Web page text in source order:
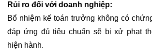
Rủi ro đối với doanh nghiệp:
Bổ nhiệm kế toán trưởng không có
đáp ứng đủ tiêu chuẩn sẽ bị xử phạt
hiện hành.